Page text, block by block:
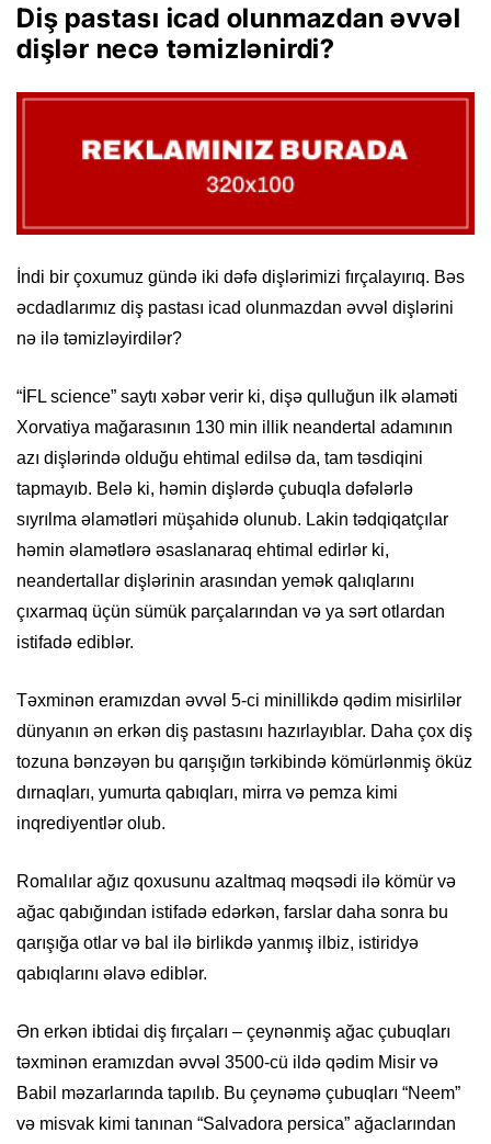
Diş pastası icad olunmazdan əvvəl
dişlər necə təmizlənirdi?
İndi bir çoxumuz gündə iki dəfə dişlərimizi fırçalayırıq. Bəs
əcdadlarımız diş pastası icad olunmazdan əvvəl dişlərini
nə ilə təmizləyirdilər?
“İFL science” saytı xəbər verir ki, dişə qulluğun ilk əlaməti
Xorvatiya mağarasının 130 min illik neandertal adamının
azı dişlərində olduğu ehtimal edilsə da, tam təsdiqini
tapmayıb. Belə ki, həmin dişlərdə çubuqla dəfələrlə
sıyrılma əlamətləri müşahidə olunub. Lakin tədqiqatçılar
həmin əlamətlərə əsaslanaraq ehtimal edirlər ki,
neandertallar dişlərinin arasından yemək qalıqlarını
çıxarmaq üçün sümük parçalarından və ya sərt otlardan
istifadə ediblər.
Təxminən eramızdan əvvəl 5-ci minillikdə qədim misirlilər
dünyanın ən erkən diş pastasını hazırlayıblar. Daha çox diş
tozuna bənzəyən bu qarışığın tərkibində kömürlənmiş öküz
dırnaqları, yumurta qabıqları, mirra və pemza kimi
inqrediyentlər olub.
Romalılar ağız qoxusunu azaltmaq məqsədi ilə kömür və
ağac qabığından istifadə edərkən, farslar daha sonra bu
qarışığa otlar və bal ilə birlikdə yanmış ilbiz, istiridyə
qabıqlarını əlavə ediblər.
Ən erkən ibtidai diş fırçaları – çeynənmiş ağac çubuqları
təxminən eramızdan əvvəl 3500-cü ildə qədim Misir və
Babil məzarlarında tapılıb. Bu çeynəmə çubuqları “Neem”
və misvak kimi tanınan “Salvadora persica” ağaclarından